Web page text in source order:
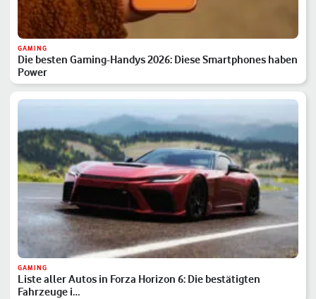
GAMING
Die besten Gaming-Handys 2026: Diese Smartphones haben
Power
GAMING
Liste aller Autos in Forza Horizon 6: Die bestätigten
Fahrzeuge i…